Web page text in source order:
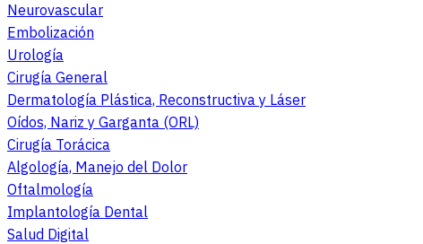
Neurovascular
Embolización
Urología
Cirugía General
Dermatología Plástica, Reconstructiva y Láser
Oídos, Nariz y Garganta (ORL)
Cirugía Torácica
Algología, Manejo del Dolor
Oftalmología
Implantología Dental
Salud Digital